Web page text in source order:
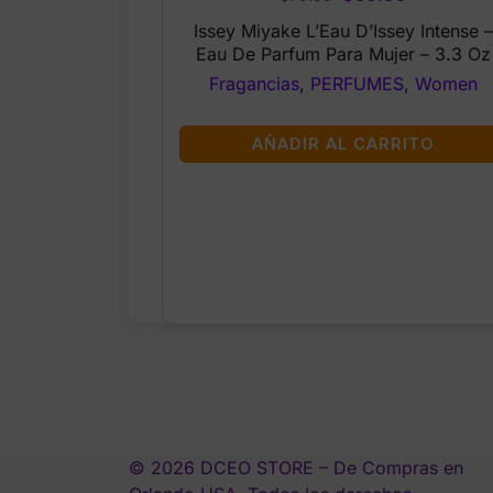
price
was:
$75.99.
price
is:
$59.99.
Issey Miyake L’Eau D’Issey Intense –
Eau De Parfum Para Mujer – 3.3 Oz
Fragancias, PERFUMES, Women
AÑADIR AL CARRITO
© 2026 DCEO STORE – De Compras en